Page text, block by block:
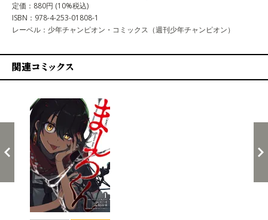
定価：880円 (10%税込)
ISBN：978-4-253-01808-1
レーベル：少年チャンピオン・コミックス（週刊少年チャンピオン）